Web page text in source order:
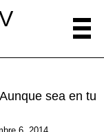
sea en tu